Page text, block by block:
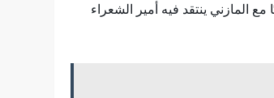
المازني ينتقد فيه أمير الشعراء